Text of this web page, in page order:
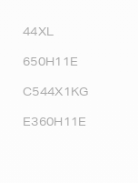
44XL
650H11E
C544X1KG
E360H11E